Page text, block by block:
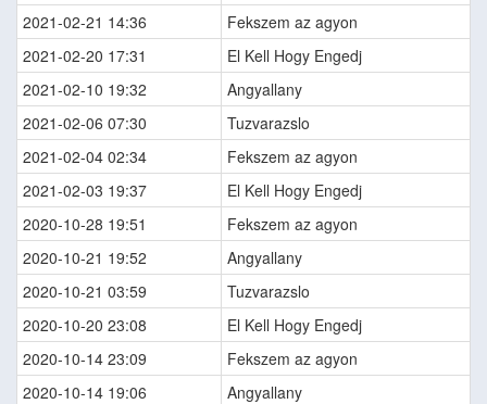
2021-02-21 14:36
Fekszem az agyon
2021-02-20 17:31
El Kell Hogy Engedj
2021-02-10 19:32
Angyallany
2021-02-06 07:30
Tuzvarazslo
2021-02-04 02:34
Fekszem az agyon
2021-02-03 19:37
El Kell Hogy Engedj
2020-10-28 19:51
Fekszem az agyon
2020-10-21 19:52
Angyallany
2020-10-21 03:59
Tuzvarazslo
2020-10-20 23:08
El Kell Hogy Engedj
2020-10-14 23:09
Fekszem az agyon
2020-10-14 19:06
Angyallany